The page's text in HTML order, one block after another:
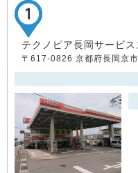
テクノピア長岡サービ
〒617-0826 京都府長岡京